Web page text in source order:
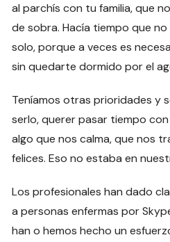
al parchís con tu familia, que
de sobra. Hacía tiempo que
solo, porque a veces es
sin quedarte dormido por el
Teníamos otras prioridades y
serlo, querer pasar tiempo
algo que nos calma, que nos
felices. Eso no estaba en
Los profesionales han dado
a personas enfermas por
han o hemos hecho un